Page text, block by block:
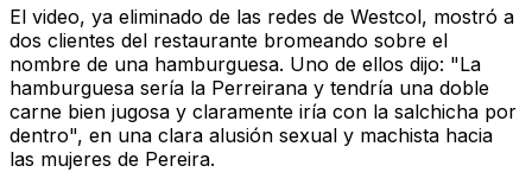
El video, ya eliminado de las redes de Westcol, mostró a
dos clientes del restaurante bromeando sobre el
nombre de una hamburguesa. Uno de ellos dijo: "La
hamburguesa sería la Perreirana y tendría una doble
carne bien jugosa y claramente iría con la salchicha por
dentro", en una clara alusión sexual y machista hacia
las mujeres de Pereira.